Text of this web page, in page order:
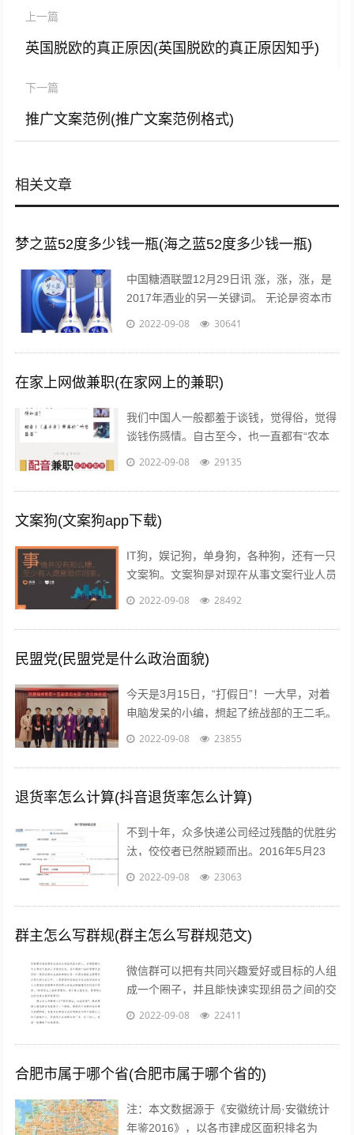
上一篇
英国脱欧的真正原因(英国脱欧的真正原因知乎)
下一篇
推广文案范例(推广文案范例格式)
相关文章
梦之蓝52度多少钱一瓶(海之蓝52度多少钱一瓶)
中国糖酒联盟12月29日讯 涨，涨，涨，是
2017年酒业的另一关键词。 无论是资本市
场还是现货市场，无论是从高端到次高端品
2022-09-08 30641
在家上网做兼职(在家网上的兼职)
我们中国人一般都羞于谈钱，觉得俗，觉得
谈钱伤感情。自古至今，也一直都有“农本
商末”“学而优则仕”的思想传统。已经开始做
2022-09-08 29135
文案狗(文案狗app下载)
IT狗，娱记狗，单身狗，各种狗，还有一只
文案狗。文案狗是对现在从事文案行业人员
的统称，白天看案例写文案，晚上看稿子改
2022-09-08 28492
民盟党(民盟党是什么政治面貌)
今天是3月15日，“打假日”！一大早，对着
电脑发呆的小编，想起了统战部的王二毛。
有一天，王二毛吃完饭遛弯遇见隔壁王阿
2022-09-08 23855
退货率怎么计算(抖音退货率怎么计算)
不到十年，众多快递公司经过残酷的优胜劣
汰，佼佼者已然脱颖而出。2016年5月23
日，鼎泰新材（002352.SZ)披露了“重大资
2022-09-08 23063
群主怎么写群规(群主怎么写群规范文)
微信群可以把有共同兴趣爱好或目标的人组
成一个圈子，并且能快速实现组员之间的交
流、互动，在共同分享的前提下很容易形成
2022-09-08 22411
合肥市属于哪个省(合肥市属于哪个省的)
注：本文数据源于《安徽统计局·安徽统计
年鉴2016》，以各市建成区面积排名为